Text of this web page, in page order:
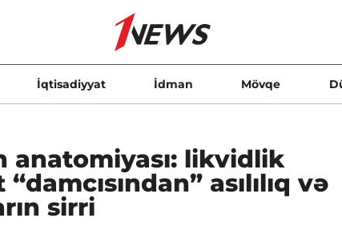
İqtisadiyyat İdman Mövqe
anatomiyası: likvidlik
asılılıq və
sirri